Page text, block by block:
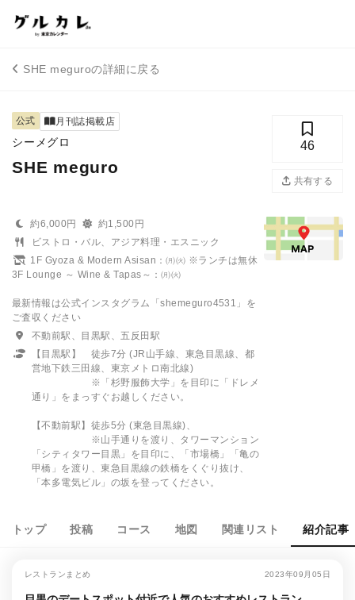
SHE meguroの詳細に戻る
公式 月刊誌掲載店
シーメグロ
SHE meguro
46
共有する
約6,000円
約1,500円
ビストロ・バル、アジア料理・エスニック
1F Gyoza & Modern Asisan：㈪㈫ ※ランチは無休
3F Lounge ～ Wine & Tapas～：㈪㈫
最新情報は公式インスタグラム「shemeguro4531」を
ご査収ください
不動前駅、目黒駅、五反田駅
【目黒駅】 徒歩7分 (JR山手線、東急目黒線、都
営地下鉄三田線、東京メトロ南北線)
※「杉野服飾大学」を目印に「ドレメ
通り」をまっすぐお越しください。
【不動前駅】徒歩5分 (東急目黒線)、
※山手通りを渡り、タワーマンション
「シティタワー目黒」を目印に、「市場橋」「亀の
甲橋」を渡り、東急目黒線の鉄橋をくぐり抜け、
「本多電気ビル」の坂を登ってください。
トップ 投稿 コース 地図 関連リスト 紹介記事
レストランまとめ 2023年09月05日